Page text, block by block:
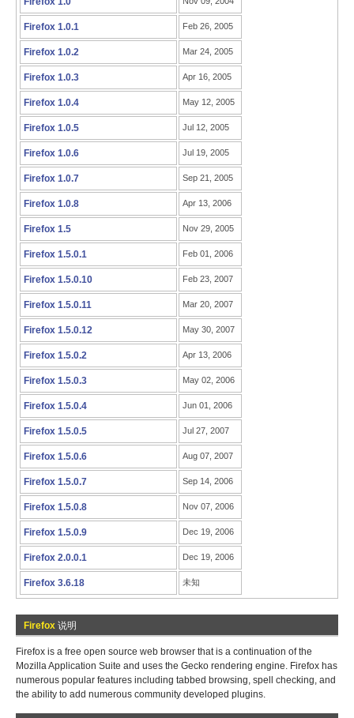
Firefox 1.0.1 Feb 26, 2005
Firefox 1.0.2 Mar 24, 2005
Firefox 1.0.3 Apr 16, 2005
Firefox 1.0.4 May 12, 2005
Firefox 1.0.5 Jul 12, 2005
Firefox 1.0.6 Jul 19, 2005
Firefox 1.0.7 Sep 21, 2005
Firefox 1.0.8 Apr 13, 2006
Firefox 1.5 Nov 29, 2005
Firefox 1.5.0.1 Feb 01, 2006
Firefox 1.5.0.10 Feb 23, 2007
Firefox 1.5.0.11 Mar 20, 2007
Firefox 1.5.0.12 May 30, 2007
Firefox 1.5.0.2 Apr 13, 2006
Firefox 1.5.0.3 May 02, 2006
Firefox 1.5.0.4 Jun 01, 2006
Firefox 1.5.0.5 Jul 27, 2007
Firefox 1.5.0.6 Aug 07, 2007
Firefox 1.5.0.7 Sep 14, 2006
Firefox 1.5.0.8 Nov 07, 2006
Firefox 1.5.0.9 Dec 19, 2006
Firefox 2.0.0.1 Dec 19, 2006
Firefox 3.6.18 未知
Firefox 说明
Firefox is a free open source web browser that is a continuation of the
Mozilla Application Suite and uses the Gecko rendering engine. Firefox has
numerous popular features including tabbed browsing, spell checking, and
the ability to add numerous community developed plugins.